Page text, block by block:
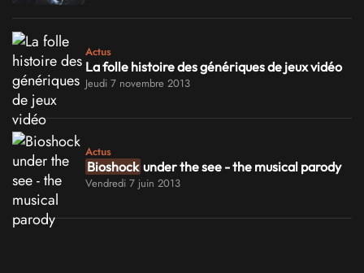
Actus
La folle histoire des génériques de jeux vidéo
Jeudi 7 novembre 2013
Actus
Bioshock under the see - the musical parody
Vendredi 7 juin 2013